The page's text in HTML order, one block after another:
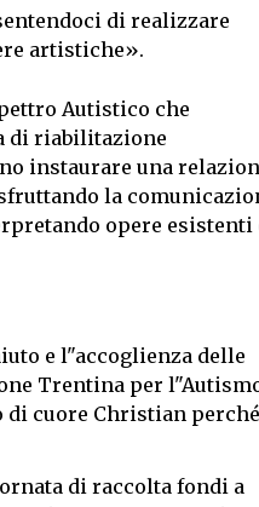
di realizzare
artistiche».
Autistico che
di riabilitazione
instaurare una
la
opere esistenti
e l"accoglienza delle
Trentina per
cuore Christian
di raccolta fondi a